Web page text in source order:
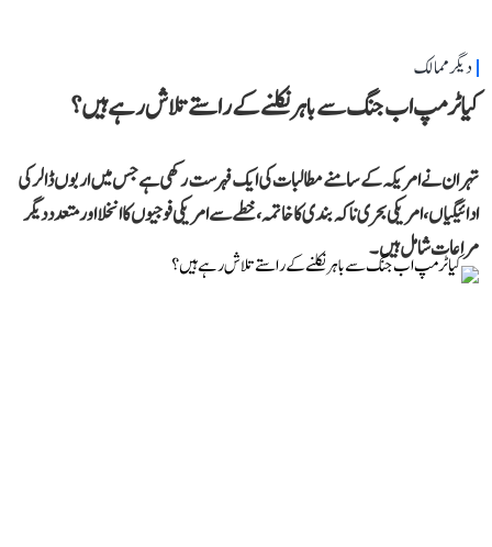
دیگر ممالک
کیا ٹرمپ اب جنگ سے باہر نکلنے کے راستے تلاش رہے ہیں؟
تہران نے امریکہ کے سامنے مطالبات کی ایک فہرست رکھی ہے جس میں اربوں ڈالر کی
ادائیگیاں، امریکی بحری ناکہ بندی کا خاتمہ، خطے سے امریکی فوجیوں کا انخلا اور متعدد دیگر
مراعات شامل ہیں۔